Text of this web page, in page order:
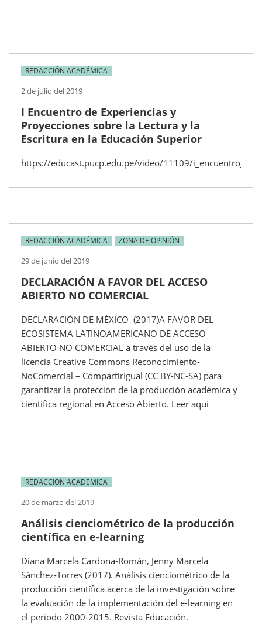
REDACCIÓN ACADÉMICA
2 de julio del 2019
I Encuentro de Experiencias y
Proyecciones sobre la Lectura y la
Escritura en la Educación Superior
https://educast.pucp.edu.pe/video/11109/
REDACCIÓN ACADÉMICA ZONA DE OPINIÓN
29 de junio del 2019
DECLARACIÓN A FAVOR DEL ACCESO
ABIERTO NO COMERCIAL
DECLARACIÓN DE MÉXICO (2017)A FAVOR DEL
ECOSISTEMA LATINOAMERICANO DE ACCESO
ABIERTO NO COMERCIAL a través del uso de la
licencia Creative Commons Reconocimiento-
NoComercial – CompartirIgual (CC BY-NC-SA) para
garantizar la protección de la producción académica y
científica regional en Acceso Abierto. Leer aquí
REDACCIÓN ACADÉMICA
20 de marzo del 2019
Análisis cienciométrico de la producción
científica en e-learning
Diana Marcela Cardona-Román, Jenny Marcela
Sánchez-Torres (2017). Análisis cienciométrico de la
producción científica acerca de la investigación sobre
la evaluación de la implementación del e-learning en
el periodo 2000-2015. Revista Educación.